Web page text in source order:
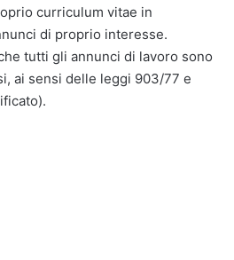
curriculum vitae in
di proprio interesse.
tutti gli annunci di lavoro sono
ai sensi delle leggi 903/77 e